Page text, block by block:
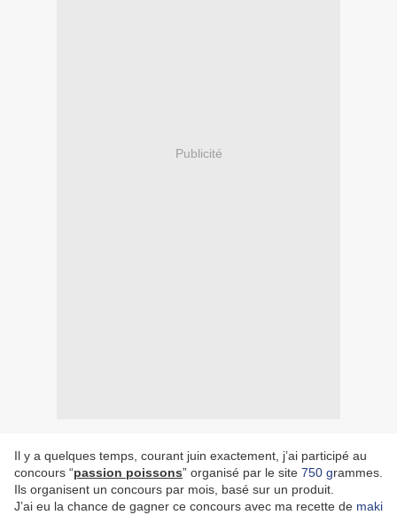
Publicité
Il y a quelques temps, courant juin exactement, j’ai participé au
concours “passion poissons” organisé par le site 750 grammes.
Ils organisent un concours par mois, basé sur un produit.
J’ai eu la chance de gagner ce concours avec ma recette de maki